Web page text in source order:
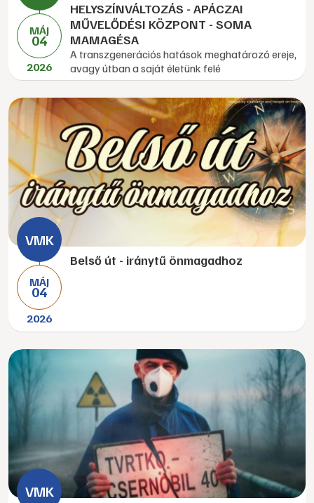
MÁJ
04
2026
HELYSZÍNVÁLTOZÁS - APÁCZAI
MŰVELŐDÉSI KÖZPONT - SOMA
MAMAGÉSA
A transzgenerációs hatások meghatározó ereje,
avagy útban a saját életünk felé
MÁJ
04
2026
Belső út - iránytű önmagadhoz